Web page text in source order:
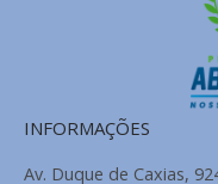
INFORMAÇÕES
Av. Duque de Caxias,